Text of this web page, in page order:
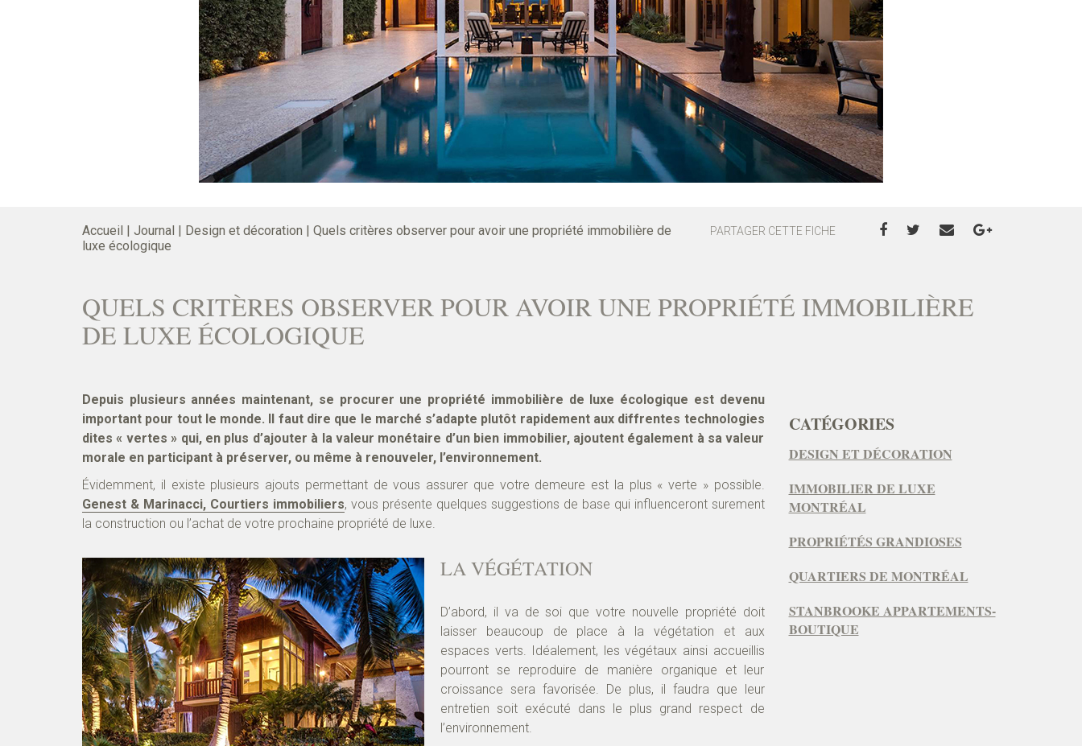
Accueil | Journal | Design et décoration | Quels critères observer pour avoir une propriété immobilière de
luxe écologique
PARTAGER CETTE FICHE
QUELS CRITÈRES OBSERVER POUR AVOIR UNE PROPRIÉTÉ IMMOBILIÈRE
DE LUXE ÉCOLOGIQUE
Depuis plusieurs années maintenant, se procurer une propriété immobilière de luxe écologique est devenu
important pour tout le monde. Il faut dire que le marché s’adapte plutôt rapidement aux diffrentes technologies
dites « vertes » qui, en plus d’ajouter à la valeur monétaire d’un bien immobilier, ajoutent également à sa valeur
morale en participant à préserver, ou même à renouveler, l’environnement.
Évidemment, il existe plusieurs ajouts permettant de vous assurer que votre demeure est la plus « verte » possible.
Genest & Marinacci, Courtiers immobiliers, vous présente quelques suggestions de base qui influenceront surement
la construction ou l’achat de votre prochaine propriété de luxe.
LA VÉGÉTATION
D’abord, il va de soi que votre nouvelle propriété doit
laisser beaucoup de place à la végétation et aux
espaces verts. Idéalement, les végétaux ainsi accueillis
pourront se reproduire de manière organique et leur
croissance sera favorisée. De plus, il faudra que leur
entretien soit exécuté dans le plus grand respect de
l’environnement.
CATÉGORIES
DESIGN ET DÉCORATION
IMMOBILIER DE LUXE
MONTRÉAL
PROPRIÉTÉS GRANDIOSES
QUARTIERS DE MONTRÉAL
STANBROOKE APPARTEMENTS-
BOUTIQUE